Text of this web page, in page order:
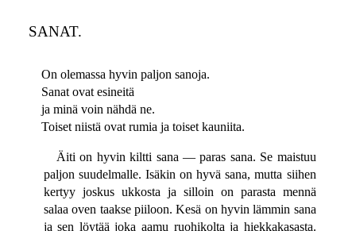
SANAT.
On olemassa hyvin paljon sanoja.
Sanat ovat esineitä
ja minä voin nähdä ne.
Toiset niistä ovat rumia ja toiset kauniita.
Äiti on hyvin kiltti sana — paras sana. Se maistuu
paljon suudelmalle. Isäkin on hyvä sana, mutta siihen
kertyy joskus ukkosta ja silloin on parasta mennä
salaa oven taakse piiloon. Kesä on hyvin lämmin sana
ja sen löytää joka aamu ruohikolta ja hiekkakasasta.